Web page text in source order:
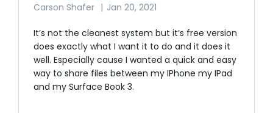
Carson Shafer | Jan 20, 2021
It’s not the cleanest system but it’s free version
does exactly what I want it to do and it does it
well. Especially cause I wanted a quick and easy
way to share files between my IPhone my IPad
and my Surface Book 3.